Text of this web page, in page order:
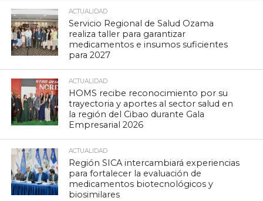
ACTUALIDAD
Servicio Regional de Salud Ozama
realiza taller para garantizar
medicamentos e insumos suficientes
para 2027
ACTUALIDAD
HOMS recibe reconocimiento por su
trayectoria y aportes al sector salud en
la región del Cibao durante Gala
Empresarial 2026
ACTUALIDAD
Región SICA intercambiará experiencias
para fortalecer la evaluación de
medicamentos biotecnológicos y
biosimilares